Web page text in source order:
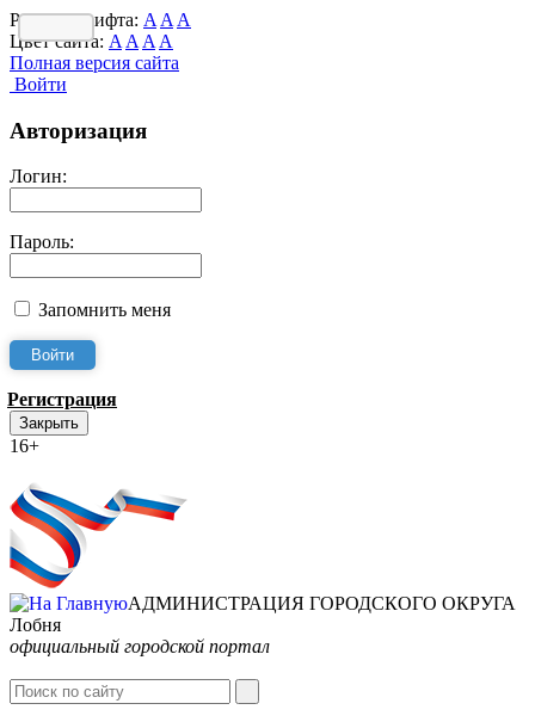
Размер шрифта: A A A
Цвет сайта: A A A A
Полная версия сайта
Войти
Авторизация
Логин:
Пароль:
Запомнить меня
Регистрация
Закрыть
16+
АДМИНИСТРАЦИЯ ГОРОДСКОГО ОКРУГА
Лобня
официальный городской портал